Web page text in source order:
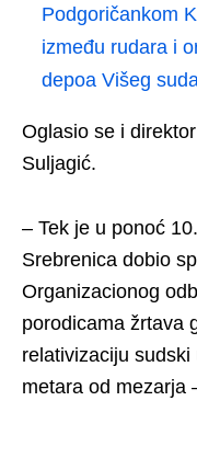
Podgoričankom
između rudara i
depoa Višeg
Oglasio se i
Suljagić.
– Tek je u ponoć
Srebrenica dobio
Organizacionog
porodicama žrtava
relativizaciju
metara od mezarja